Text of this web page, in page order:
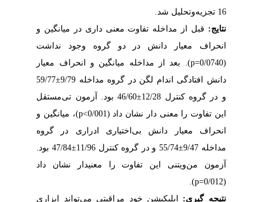
‌وتحلیل شد.
قبل از مداخله تفاوت معنی­ داری در میانگین و
انحراف­ معیار دانش در دو گروه وجود نداشت
p=). بعد از مداخله میانگین و انحراف­ معیار
دانش افتادگی اندام لگن در گروه مداخله 9/79
±
59/77
و در گروه کنترل 12/28
±46/60 بود. آزمون تی ‌مستقل
این تفاوت را معنی ­دار نشان داد (0/001
p< )، میانگین و
انحراف­ معیار دانش بی‌اختیاری ادراری در گروه
±55/74 و در گروه کنترل 11/96 ±
47/84 بود.
آزمون من‌ویتنی این تفاوت را معنی­دار نشان داد
).
نتیجه­ گیری: اپلیکیشن خود مراقبتی می‌تواند ابزاری